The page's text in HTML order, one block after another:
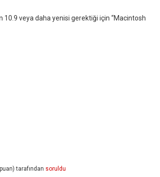
10.9 veya daha yenisi gerektiği için “Macintosh
puan) tarafından soruldu